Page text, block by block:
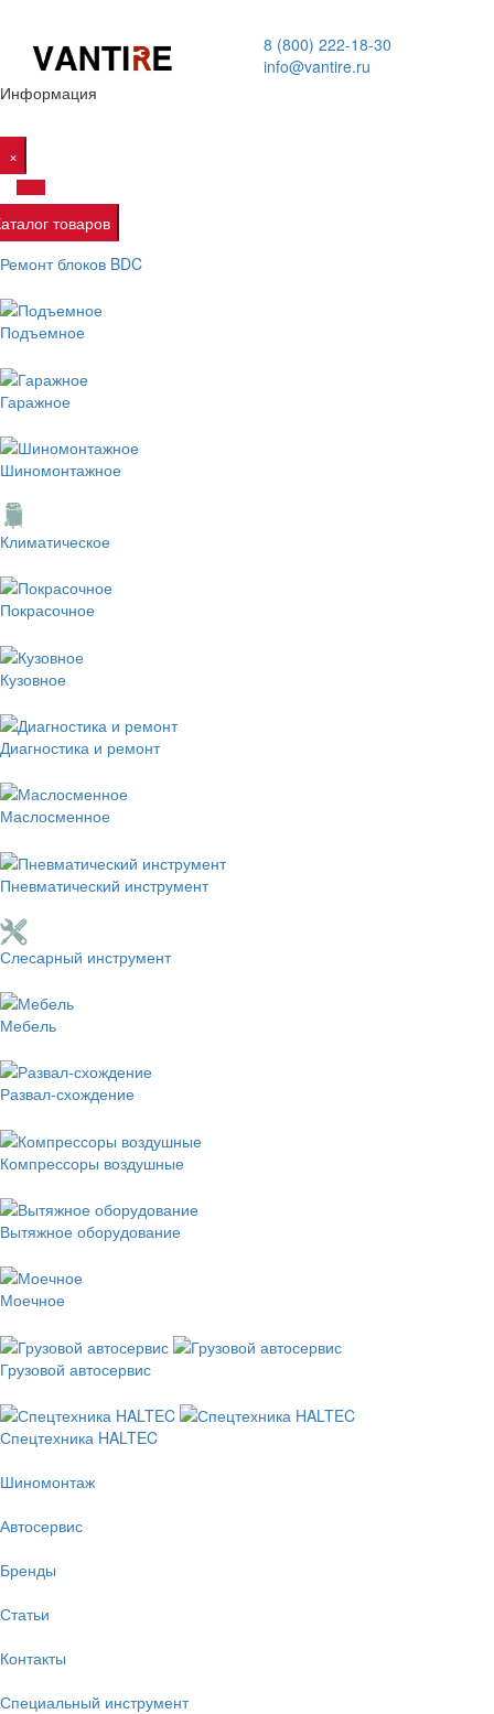
8 (800) 222-18-30
info@vantire.ru
Информация
×
товаров
Ремонт блоков BDC
Подъемное
Гаражное
Шиномонтажное
Климатическое
Покрасочное
Кузовное
Диагностика и ремонт
Маслосменное
Пневматический инструмент
Слесарный инструмент
Мебель
Развал-схождение
Компрессоры воздушные
Вытяжное оборудование
Моечное
Грузовой автосервис
Спецтехника HALTEC
Шиномонтаж
Автосервис
Бренды
Статьи
Контакты
Специальный инструмент